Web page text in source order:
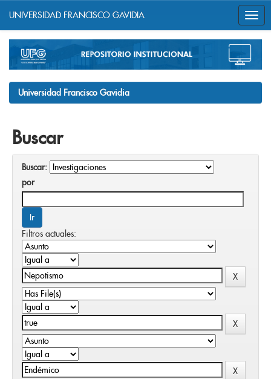
navigation
UNIVERSIDAD FRANCISCO GAVIDIA
Universidad Francisco Gavidia
Buscar
Buscar:
por
Filtros actuales: